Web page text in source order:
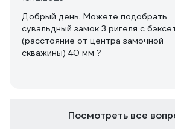
Добрый день. Можете подобрать
сувальдный замок 3 ригеля с бэксетом
(расстояние от центра замочной
скважины) 40 мм ?
Посмотреть все